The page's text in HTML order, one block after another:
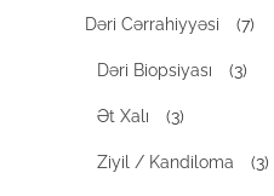
Dəri Cərrahiyyəsi (7)
Dəri Biopsiyası (3)
Ət Xalı (3)
Ziyil / Kandiloma (3)